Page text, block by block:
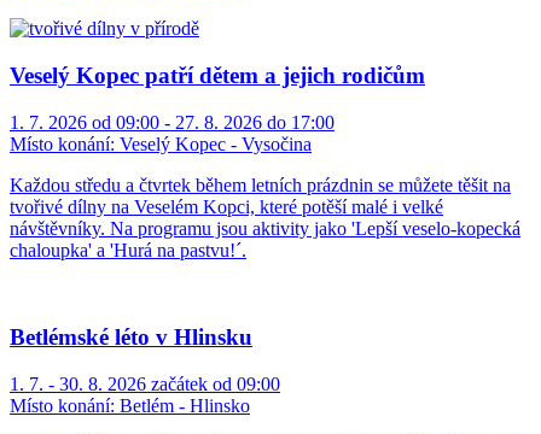
Veselý Kopec patří dětem a jejich rodičům
1. 7. 2026 od 09:00 - 27. 8. 2026 do 17:00
Místo konání: Veselý Kopec - Vysočina
Každou středu a čtvrtek během letních prázdnin se můžete těšit na
tvořivé dílny na Veselém Kopci, které potěší malé i velké
návštěvníky. Na programu jsou aktivity jako 'Lepší veselo-kopecká
chaloupka' a 'Hurá na pastvu!´.
Betlémské léto v Hlinsku
1. 7. - 30. 8. 2026 začátek od 09:00
Místo konání: Betlém - Hlinsko